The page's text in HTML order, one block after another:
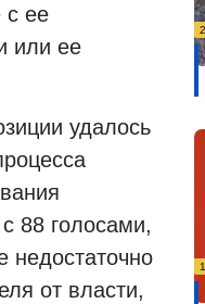
с ее
или ее
удалось
88 голосами,
недостаточно
от власти,